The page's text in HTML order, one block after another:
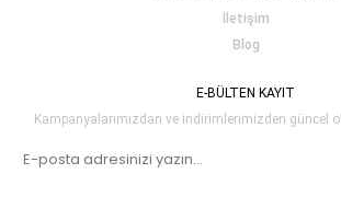
İletişim
Blog
E-BÜLTEN KAYIT
Kampanyalarımızdan ve indirimlerimizden güncel